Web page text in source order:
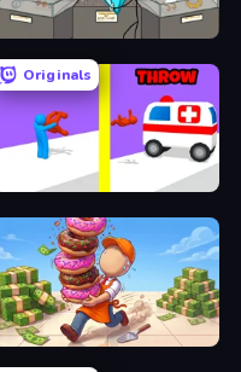
Stealing the Diamond
Originals
Rescue Throw
Donut Place